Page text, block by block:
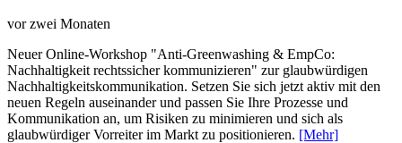
vor zwei Monaten
Neuer Online-Workshop "Anti-Greenwashing & EmpCo:
Nachhaltigkeit rechtssicher kommunizieren" zur glaubwürdigen
Nachhaltigkeitskommunikation. Setzen Sie sich jetzt aktiv mit den
neuen Regeln auseinander und passen Sie Ihre Prozesse und
Kommunikation an, um Risiken zu minimieren und sich als
glaubwürdiger Vorreiter im Markt zu positionieren. [Mehr]